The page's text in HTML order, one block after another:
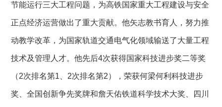
节能运行三大工程问题，为高铁国家重大工程建设与安全
正点经济运营做出了重大贡献。他矢志教书育人，努力推
动教学改革，为国家轨道交通电气化领域输送了大量工程
技术及管理人才。他先后4次获得国家科技进步奖二等奖
（2次排名第1 2次排名第2），荣获何梁何利科技进步
奖、全国创新争先奖牌和詹天佑铁道科学技术大奖、四川